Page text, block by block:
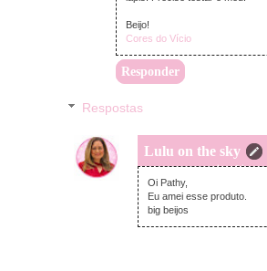
Beijo!
Cores do Vício
Responder
Respostas
Lulu on the sky
quinta-feira,
Oi Pathy,
Eu amei esse produto.
big beijos